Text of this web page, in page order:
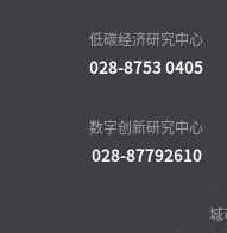
低碳经济研究中心
028-8753 0405
数字创新研究中心
028-87792610
城